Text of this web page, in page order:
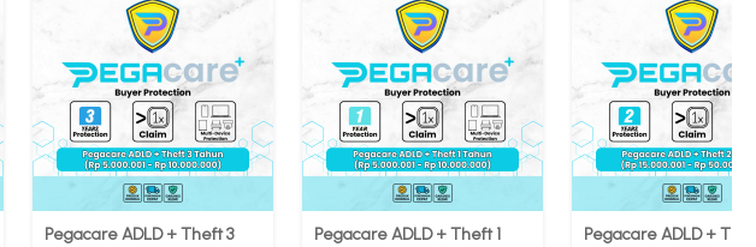
Pegacare ADLD + Theft 3
Pegacare ADLD + Theft 1
Pegacare ADLD +